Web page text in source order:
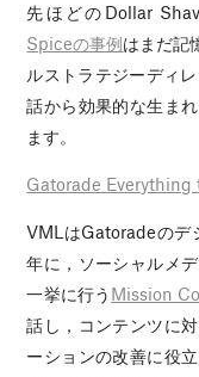
先ほどのDollar
Spiceの事例はまだ記
ルストラテジーディ
話から効果的な生ま
ます。
Gatorade Everything
VMLはGatoradeのデ
年に，ソーシャルメ
一挙に行う Mission
話し，コンテンツに
ーションの改善に役